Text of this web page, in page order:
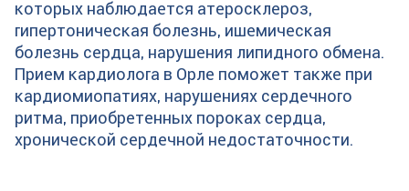
которых наблюдается атеросклероз,
гипертоническая болезнь, ишемическая
болезнь сердца, нарушения липидного обмена.
Прием кардиолога в Орле поможет также при
кардиомиопатиях, нарушениях сердечного
ритма, приобретенных пороках сердца,
хронической сердечной недостаточности.